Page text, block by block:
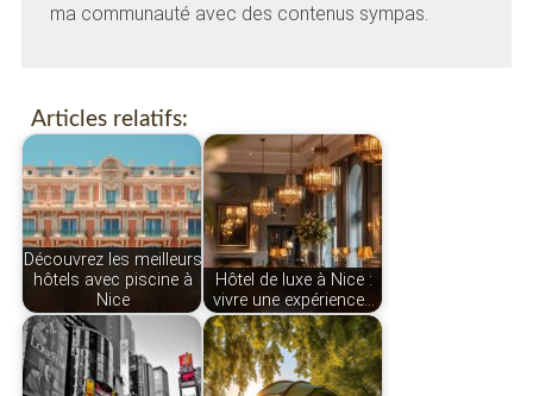
ma communauté avec des contenus sympas.
Articles relatifs:
Découvrez les meilleurs
hôtels avec piscine à
Nice
Hôtel de luxe à Nice :
vivre une expérience…